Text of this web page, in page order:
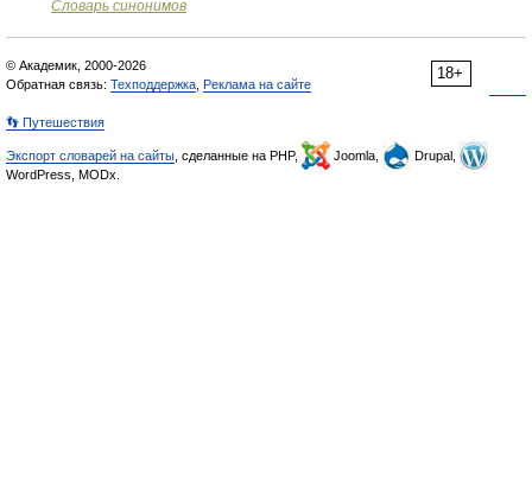
Словарь синонимов
18+
© Академик, 2000-2026
Обратная связь: Техподдержка Реклама на сайте
👣 Путешествия
Экспорт словарей на сайты , сделанные на PHP, Joomla,
Drupal,
WordPress, MODx.